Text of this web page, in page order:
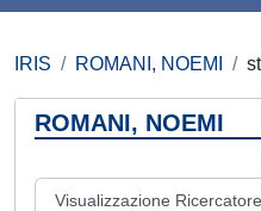
IRIS ROMANI, NOEMI
ROMANI, NOEMI
Visualizzazione Ricercatore